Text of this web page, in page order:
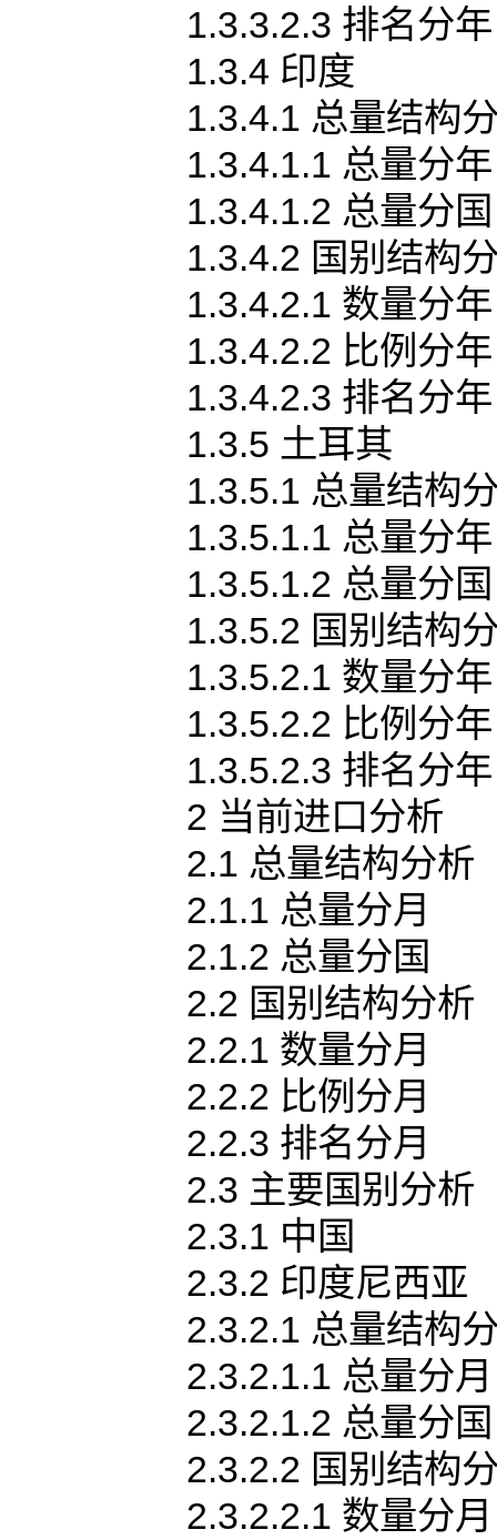
1.3.3.2.3 排名分年
1.3.4 印度
1.3.4.1 总量结构
1.3.4.1.1 总量分年
1.3.4.1.2 总量分国
1.3.4.2 国别结构
1.3.4.2.1 数量分年
1.3.4.2.2 比例分年
1.3.4.2.3 排名分年
1.3.5 土耳其
1.3.5.1 总量结构
1.3.5.1.1 总量分年
1.3.5.1.2 总量分国
1.3.5.2 国别结构
1.3.5.2.1 数量分年
1.3.5.2.2 比例分年
1.3.5.2.3 排名分年
2 当前进口分析
2.1 总量结构分析
2.1.1 总量分月
2.1.2 总量分国
2.2 国别结构分析
2.2.1 数量分月
2.2.2 比例分月
2.2.3 排名分月
2.3 主要国别分析
2.3.1 中国
2.3.2 印度尼西亚
2.3.2.1 总量结构
2.3.2.1.1 总量分月
2.3.2.1.2 总量分国
2.3.2.2 国别结构
2.3.2.2.1 数量分月